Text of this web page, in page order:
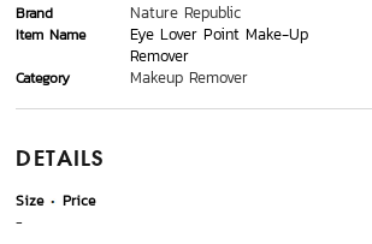
Brand Nature Republic
Item Name
Eye Lover Point Make-Up
Remover
Category Makeup Remover
DETAILS
Size
Price
-